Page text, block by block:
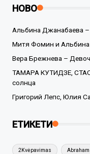
НОВО
Альбина Джанабаева
Митя Фомин и
Вера Брежнева –
ТАМАРА КУТИДЗЕ,
солнца
Григорий Лепс, Юлия
ЕТИКЕТИ
2Kvėpavimas